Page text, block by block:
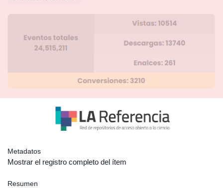
Metadatos
Mostrar el registro completo del ítem
Resumen